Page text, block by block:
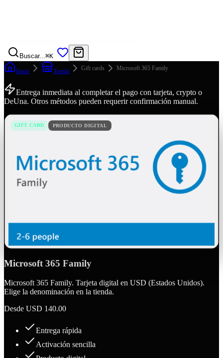
Buscar...⌘K
Inicio Tienda Gift cards Microsoft 365 Family
Entrega inmediata al completar el pago con tarjeta, crypto o
DeUna. Otros métodos pueden requerir confirmación manual.
GIFT CARD PRODUCTO DIGITAL
Microsoft 365 Family
Microsoft 365 Family. Tarjeta digital en USD (Estados Unidos).
Elige la denominación en la tienda.
Desde USD 140.00
Entrega rápida
Activación sencilla